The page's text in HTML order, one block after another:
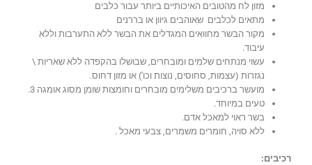
מזון לח מהטובים האיכותיים ביותר עבור כלבים
מתאים לכלבים שאוהבים גיוון או בררנים
מקור הבשר מחוואים המגדלים את הבשר ללא התערבות וללא
עיבוד.
עשוי מנתחים שלמים ומובחרים, שבושלו בהקפדה ללא שאריות \
נגזרות (עצמות, סחוסים, נוצות וכו') או מזון דחוס.
מועשר ברכיבים משלימים מובחרים וחומצות שומן מסוג אומגה 3.
טעים במיוחד.
בשר ראוי למאכל אדם.
ללא סויה, חומרים משמרים, צבעי מאכל .
רכיבים: